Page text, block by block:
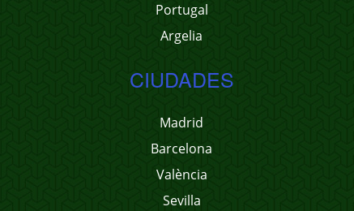
Portugal
Argelia
CIUDADES
Madrid
Barcelona
València
Sevilla